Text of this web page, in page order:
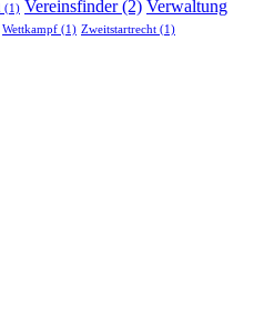
(1) Vereinsfinder(2) Verwaltung
Wettkampf (1) Zweitstartrecht (1)